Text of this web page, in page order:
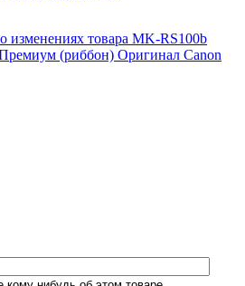
изменениях товара MK-RS100b
(риббон) Оригинал Canon